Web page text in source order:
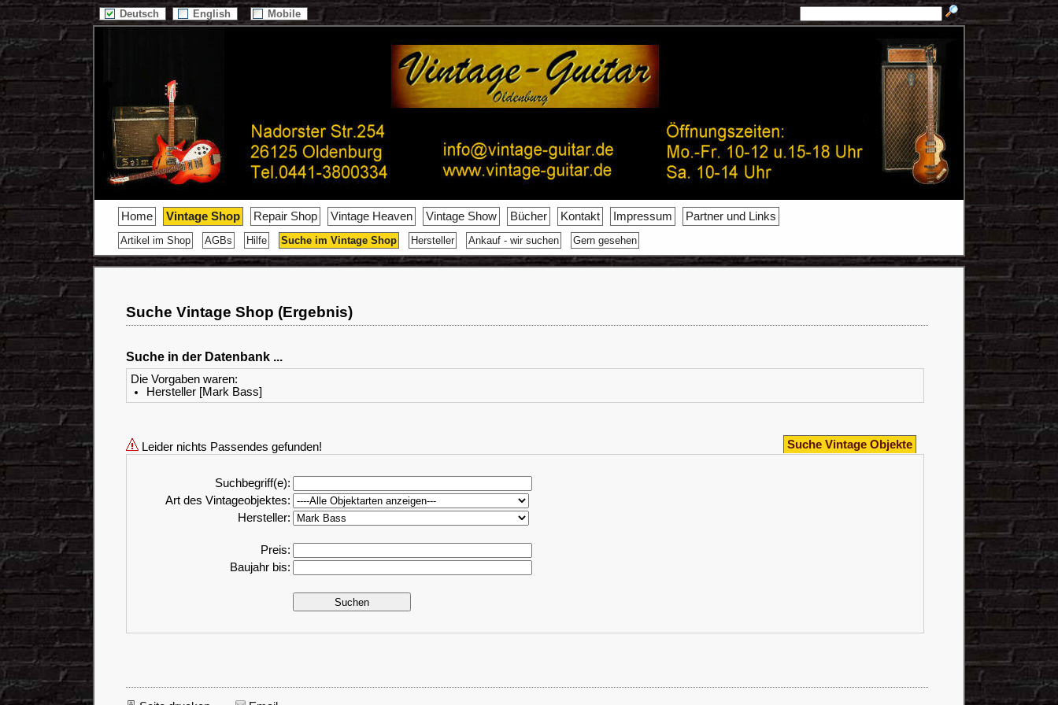
Deutsch English Mobile
Home Vintage Shop Repair Shop Vintage Heaven Vintage Show Bücher Kontakt Impressum Partner und Links
Artikel im Shop AGBs Hilfe Suche im Vintage Shop Hersteller Ankauf - wir suchen Gern gesehen
Suche Vintage Shop (Ergebnis)
Suche in der Datenbank ...
Die Vorgaben waren:
Hersteller [Mark Bass]
Leider nichts Passendes gefunden! Suche Vintage Objekte
Suchbegriff(e):
Art des Vintageobjektes:
Hersteller:
Preis:
Baujahr bis: